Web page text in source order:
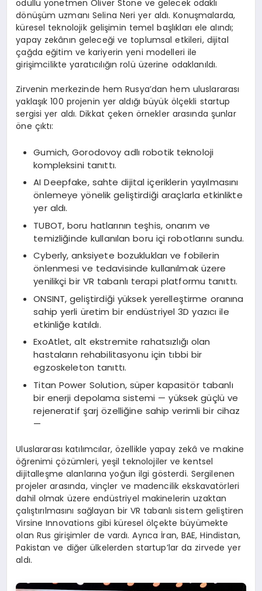
ödüllü yönetmen Oliver Stone ve gelecek odaklı
dönüşüm uzmanı Selina Neri yer aldı. Konuşmalarda,
küresel teknolojik gelişimin temel başlıkları ele alındı;
yapay zekânın geleceği ve toplumsal etkileri, dijital
çağda eğitim ve kariyerin yeni modelleri ile
girişimcilikte yaratıcılığın rolü üzerine odaklanıldı.
Zirvenin merkezinde hem Rusya’dan hem uluslararası
yaklaşık 100 projenin yer aldığı büyük ölçekli startup
sergisi yer aldı. Dikkat çeken örnekler arasında şunlar
öne çıktı:
Gumich, Gorodovoy adlı robotik teknoloji
kompleksini tanıttı.
AI Deepfake, sahte dijital içeriklerin yayılmasını
önlemeye yönelik geliştirdiği araçlarla etkinlikte
yer aldı.
TUBOT, boru hatlarının teşhis, onarım ve
temizliğinde kullanılan boru içi robotlarını sundu.
Cyberly, anksiyete bozuklukları ve fobilerin
önlenmesi ve tedavisinde kullanılmak üzere
yenilikçi bir VR tabanlı terapi platformu tanıttı.
ONSINT, geliştirdiği yüksek yerelleştirme oranına
sahip yerli üretim bir endüstriyel 3D yazıcı ile
etkinliğe katıldı.
ExoAtlet, alt ekstremite rahatsızlığı olan
hastaların rehabilitasyonu için tıbbi bir
egzoskeleton tanıttı.
Titan Power Solution, süper kapasitör tabanlı
bir enerji depolama sistemi — yüksek güçlü ve
rejeneratif şarj özelliğine sahip verimli bir cihaz
—
Uluslararası katılımcılar, özellikle yapay zekâ ve makine
öğrenimi çözümleri, yeşil teknolojiler ve kentsel
dijitalleşme alanlarına yoğun ilgi gösterdi. Sergilenen
projeler arasında, vinçler ve madencilik ekskavatörleri
dahil olmak üzere endüstriyel makinelerin uzaktan
çalıştırılmasını sağlayan bir VR tabanlı sistem geliştiren
Virsine Innovations gibi küresel ölçekte büyümekte
olan Rus girişimler de vardı. Ayrıca İran, BAE, Hindistan,
Pakistan ve diğer ülkelerden startup’lar da zirvede yer
aldı.